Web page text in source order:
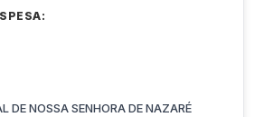
DE NOSSA SENHORA DE NAZARÉ